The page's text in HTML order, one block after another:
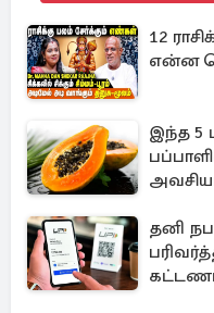
12
என்ன
இந்த 5
தனி